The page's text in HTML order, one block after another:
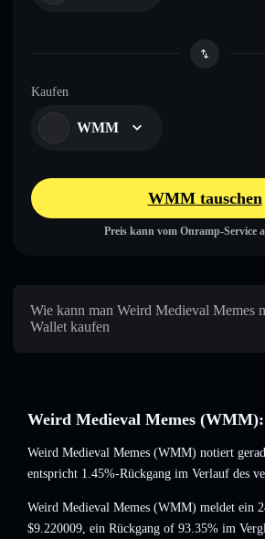
Kaufen
WMM
WMM tauschen
Preis kann vom Onramp-Service
Wie kann man Weird Medieval Memes
Wallet kaufen
Weird Medieval Memes
Weird Medieval Memes (WMM) notiert
entspricht 1.45%-Rückgang im Verlauf des
Weird Medieval Memes (WMM) meldet ein
$9.220009, ein Rückgang of 93.35% im